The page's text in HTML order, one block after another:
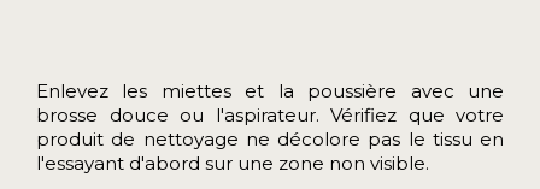
Enlevez les miettes et la poussière avec une
brosse douce ou l'aspirateur. Vérifiez que votre
produit de nettoyage ne décolore pas le tissu en
l'essayant d'abord sur une zone non visible.